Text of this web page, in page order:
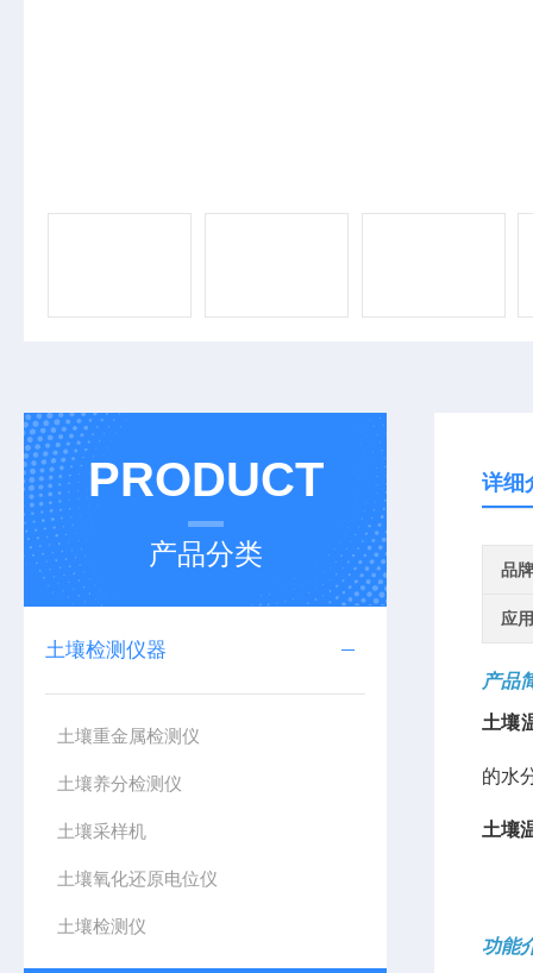
PRODUCT
产品分类
土壤检测仪器
土壤重金属检测仪
土壤养分检测仪
土壤采样机
土壤氧化还原电位仪
土壤检测仪
详细
品牌
应
产品
土壤
的水
土壤
功能